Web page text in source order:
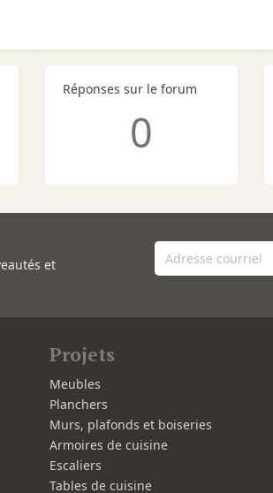
Réponses sur le forum
0
et
Projets
Meubles
Planchers
Murs, plafonds et boiseries
Armoires de cuisine
Escaliers
Tables de cuisine